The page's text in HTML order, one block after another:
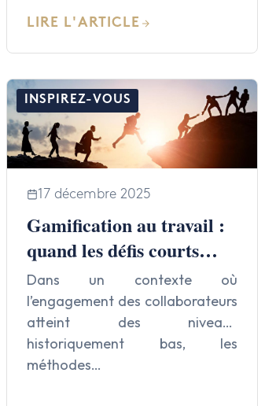
LIRE L'ARTICLE
INSPIREZ-VOUS
17 décembre 2025
Gamification au travail :
quand les défis courts
motivent plus que les
objectifs longs
Dans un contexte où
l’engagement des collaborateurs
atteint des niveaux
historiquement bas, les
méthodes…